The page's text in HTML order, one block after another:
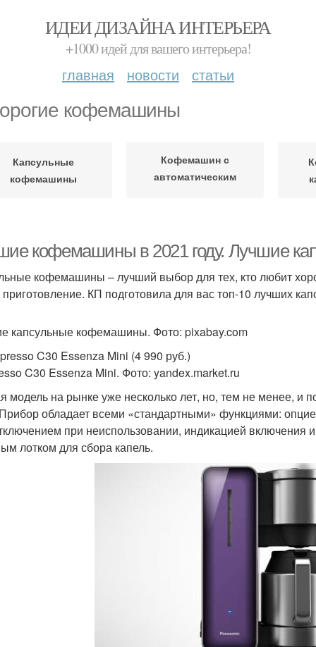
ИДЕИ ДИЗАЙНА ИНТЕРЬЕРА
+1000 идей для вашего интерьера!
главная новости статьи
кофемашины
Капсульные
кофемашины
Кофемашин с
автоматическим
кофемашины в 2021 году. Лучшие
кофемашины – лучший выбор для тех, кто любит
приготовление. КП подготовила для вас топ-10 лучших
капсульные кофемашины. Фото: pixabay.com
C30 Essenza Mini (4 990 руб.)
C30 Essenza Mini. Фото: yandex.market.ru
модель на рынке уже несколько лет, но, тем не менее, и
обладает всеми «стандартными» функциями:
при неиспользовании, индикацией
лотком для сбора капель.